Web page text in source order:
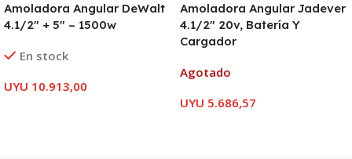
Amoladora Angular DeWalt
4.1/2″ + 5″ – 1500w
En stock
UYU 10.913,00
Amoladora Angular Jadever
4.1/2″ 20v, Batería Y
Cargador
Agotado
UYU 5.686,57